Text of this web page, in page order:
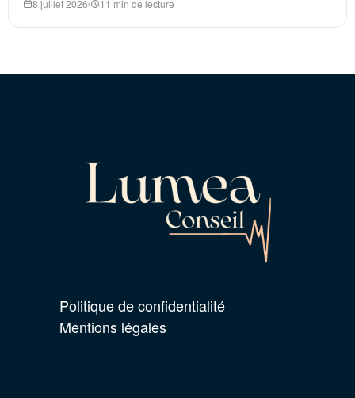
8 juillet 2026 11 min de lecture
Politique de confidentialité
Mentions légales